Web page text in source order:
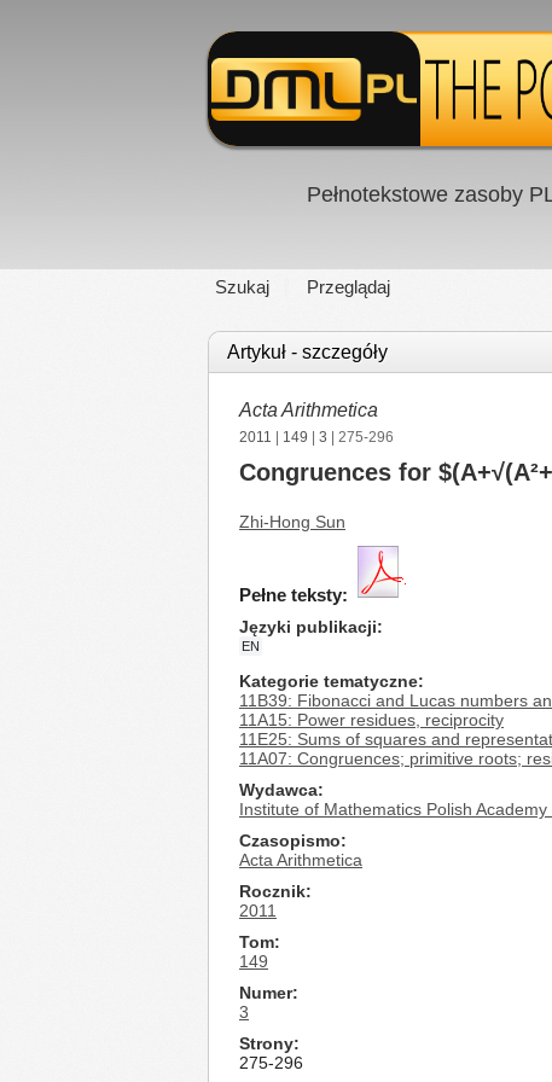
Pełnotekstowe zasoby
Szukaj Przeglądaj
Artykuł - szczegóły
Acta Arithmetica
2011 149 3 | 275-296
Congruences for
Zhi-Hong Sun
Pełne teksty:
Języki publikacji
EN
Kategorie tematyczne
11B39: Fibonacci and Lucas numbers
11A15: Power residues, reciprocity
11E25: Sums of squares and
11A07: Congruences; primitive roots;
Wydawca
Institute of Mathematics Polish
Czasopismo
Acta Arithmetica
Rocznik
2011
Tom
149
Numer
3
Strony
275-296